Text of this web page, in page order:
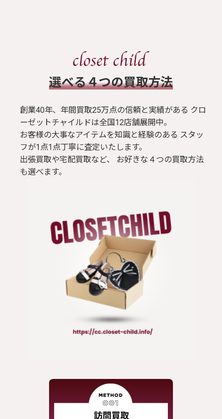
​選べる４つの買取方法
創業40年、年間買取25万点の信頼と実績がある クロ
ーゼットチャイルドは全国12店舗展開中。
お客様の大事なアイテムを知識と経験のある スタッ
フが1点1点丁寧に査定いたします。
出張買取や宅配買取など、 お好きな４つの買取方法
も選べます。